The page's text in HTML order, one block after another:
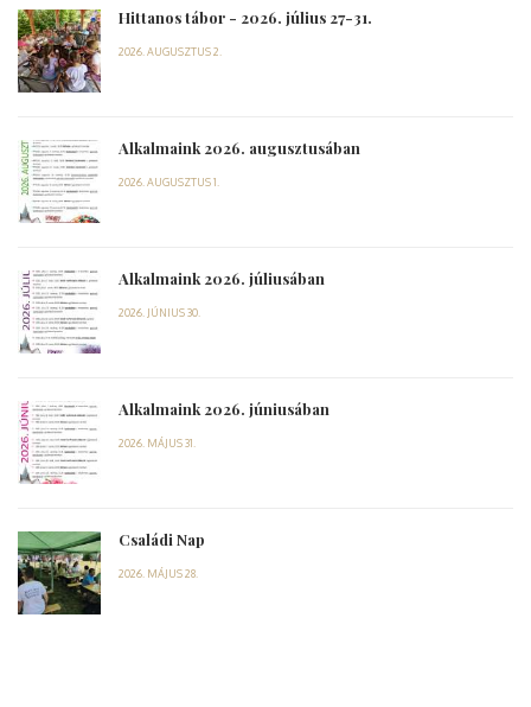
Hittanos tábor - 2026. július 27-31.
2026. AUGUSZTUS 2.
Alkalmaink 2026. augusztusában
2026. AUGUSZTUS 1.
Alkalmaink 2026. júliusában
2026. JÚNIUS 30.
Alkalmaink 2026. júniusában
2026. MÁJUS 31.
Családi Nap
2026. MÁJUS 28.